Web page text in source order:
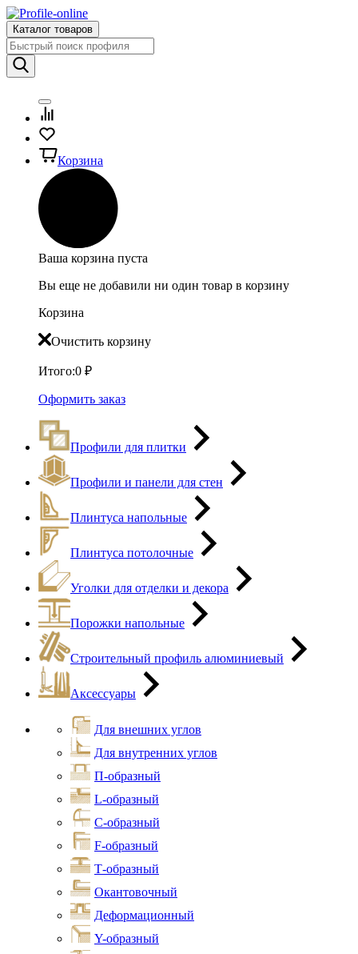
Каталог товаров
Корзина
Ваша корзина пуста
Вы еще не добавили ни один товар в корзину
Корзина
Очистить корзину
Итого:0 ₽
Оформить заказ
Профили для плитки
Профили и панели для стен
Плинтуса напольные
Плинтуса потолочные
Уголки для отделки и декора
Порожки напольные
Строительный профиль алюминиевый
Аксессуары
Для внешних углов
Для внутренних углов
П-образный
L-образный
С-образный
F-образный
Т-образный
Окантовочный
Деформационный
Y-образный